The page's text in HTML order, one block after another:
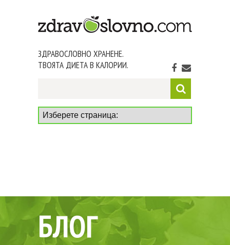
ЗДРАВОСЛОВНО ХРАНЕНЕ.
ТВОЯТА ДИЕТА В КАЛОРИИ.
БЛОГ